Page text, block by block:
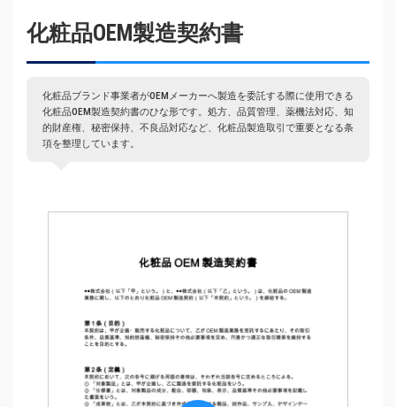
化粧品OEM製造契約書
化粧品ブランド事業者がOEMメーカーへ製造を委託する際に使用できる
化粧品OEM製造契約書のひな形です。処方、品質管理、薬機法対応、知
的財産権、秘密保持、不良品対応など、化粧品製造取引で重要となる条
項を整理しています。